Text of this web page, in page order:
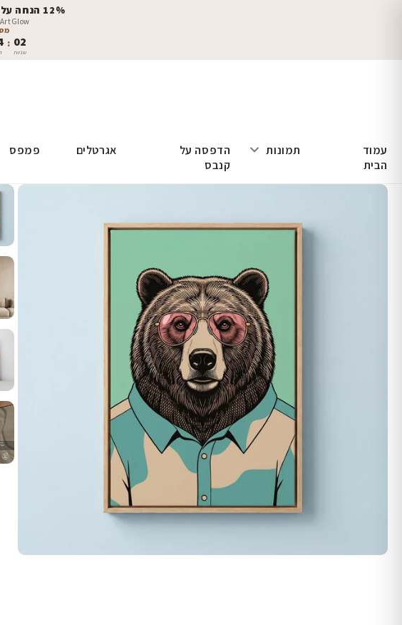
12% הנחה על כל האתר לקיץ 2026
ArtGlow - אמנות ישראלית
: 01
שניות
עמוד
הבית
תמונות
הדפסה על
קנבס
אגרטלים פמפס